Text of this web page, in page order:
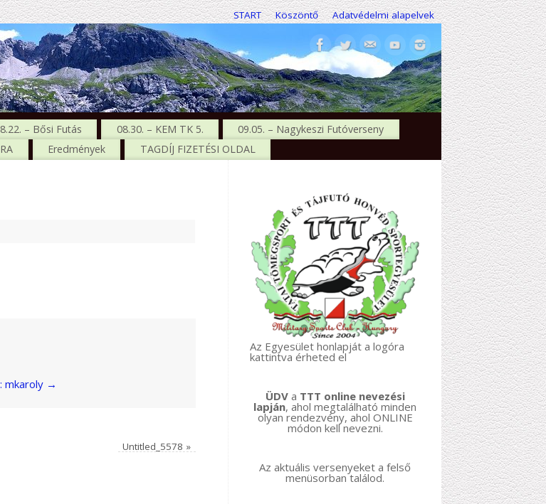
START Köszöntő Adatvédelmi alapelvek
– Bősi Futás 08.30. – KEM TK 5.
09.05. – Nagykeszi Futóverseny
Eredmények TAGDÍJ FIZETÉSI OLDAL
mkaroly →
Untitled_5578 »
Az Egyesület honlapját a logóra
kattintva érheted el
ÜDV a TTT online nevezési
lapján, ahol megtalálható minden
olyan rendezvény, ahol ONLINE
módon kell nevezni.
Az aktuális versenyeket a felső
menüsorban találod.